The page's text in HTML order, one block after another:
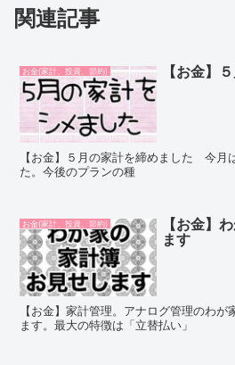
関連記事
お金(家計、投資、節約) 【お金】
【お金】５月の家計を締めました 今月
た。今後のプランの種
お金(家計、投資、節約) 【お金】
ます
【お金】家計管理。アナログ管理のわ
ます。最大の特徴は「立替払い」